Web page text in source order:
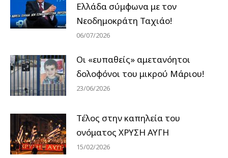
Ελλάδα σύμφωνα με τον
Νεοδημοκράτη Ταχιάο!
06/07/2026
Οι «ευπαθείς» αμετανόητοι
δολοφόνοι του μικρού Μάριου!
23/06/2026
Τέλος στην καπηλεία του
ονόματος ΧΡΥΣΗ ΑΥΓΗ
15/02/2026